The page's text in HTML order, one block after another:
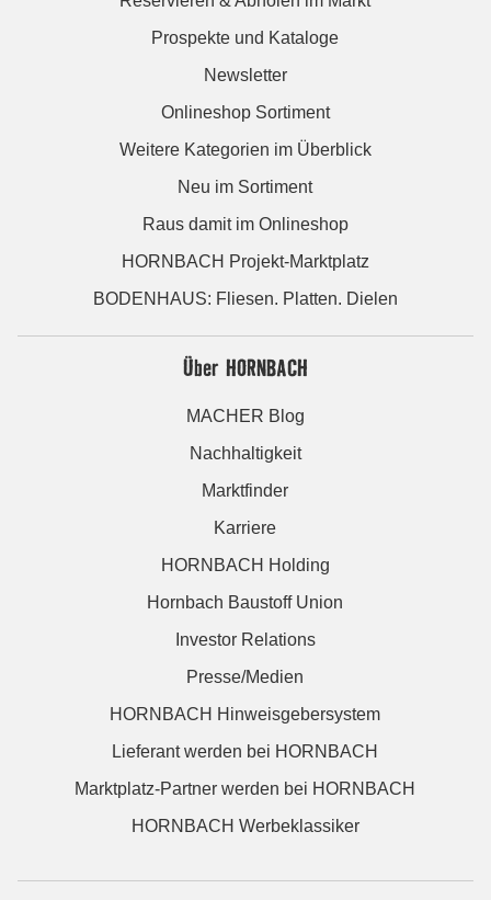
Prospekte und Kataloge
Newsletter
Onlineshop Sortiment
Weitere Kategorien im Überblick
Neu im Sortiment
Raus damit im Onlineshop
HORNBACH Projekt-Marktplatz
BODENHAUS: Fliesen. Platten. Dielen
Über HORNBACH
MACHER Blog
Nachhaltigkeit
Marktfinder
Karriere
HORNBACH Holding
Hornbach Baustoff Union
Investor Relations
Presse/Medien
HORNBACH Hinweisgebersystem
Lieferant werden bei HORNBACH
Marktplatz-Partner werden bei HORNBACH
HORNBACH Werbeklassiker